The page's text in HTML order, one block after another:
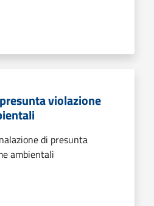
violazione
di presunta
ambientali